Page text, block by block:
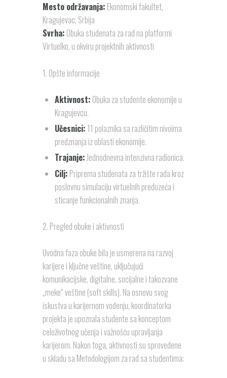
Mesto održavanja: Ekonomski fakultet,
Kragujevac, Srbija
Svrha: Obuka studenata za rad na platformi
Virtuelko, u okviru projektnih aktivnosti
1. Opšte informacije
Aktivnost: Obuka za studente ekonomije u
Kragujevcu.
Učesnici: 11 polaznika sa različitim nivoima
predznanja iz oblasti ekonomije.
Trajanje:Jednodnevna intenzivna radionica.
Cilj: Priprema studenata za tržište rada kroz
poslovnu simulaciju virtuelnih preduzeća i
sticanje funkcionalnih znanja.
2. Pregled obuke i aktivnosti
Uvodna faza obuke bila je usmerena na razvoj
karijere i ključne veštine, uključujući
komunikacijske, digitalne, socijalne i takozvane
„meke“ veštine (soft skills). Na osnovu svog
iskustva u karijernom vođenju, koordinatorka
projekta je upoznala studente sa konceptom
celoživotnog učenja i važnošću upravljanja
karijerom. Nakon toga, aktivnosti su sprovedene
u skladu sa Metodologijom za rad sa studentima: